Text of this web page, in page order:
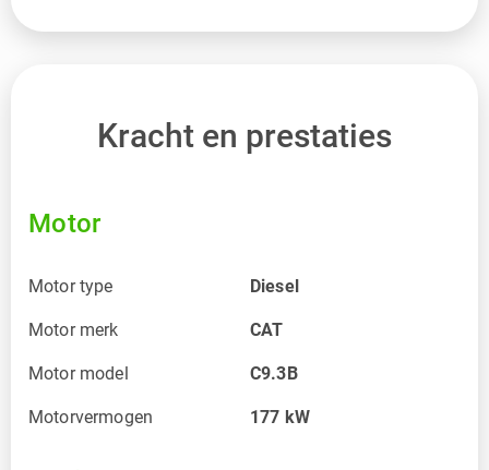
Kracht en prestaties
Motor
Motor type Diesel
Motor merk CAT
Motor model C9.3B
Motorvermogen 177 kW